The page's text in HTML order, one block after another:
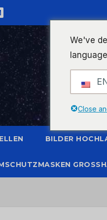
BILDER
We've
Close